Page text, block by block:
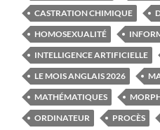
CASTRATION CHIMIQUE
HOMOSEXUALITÉ
INTELLIGENCE ARTIFICIELLE
LE MOIS ANGLAIS 2026
MATHÉMATIQUES
ORDINATEUR
PROCÈS